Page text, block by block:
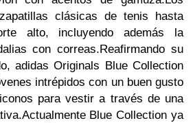
clásicas de tenis hasta
alto, incluyendo además la
con correas.Reafirmando su
adidas Originals Blue Collection
intrépidos con un buen gusto
para vestir a través de una
Blue Collection ya